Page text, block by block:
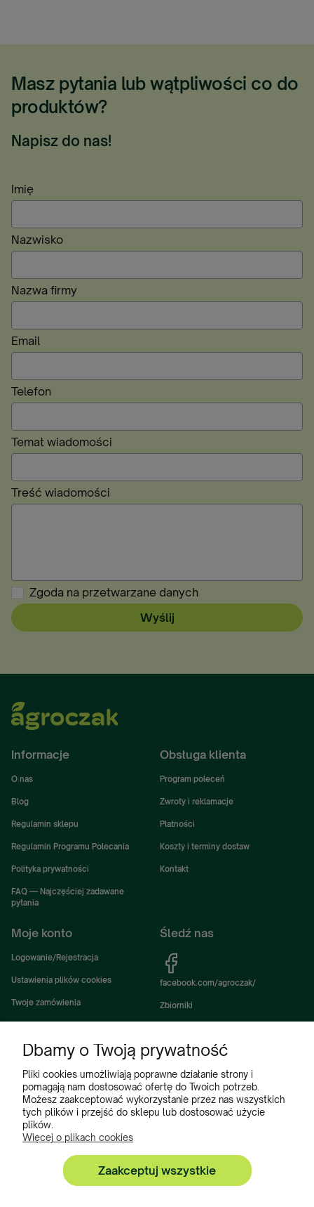
Masz pytania lub wątpliwości co do
produktów?
Napisz do nas!
Imię
Nazwisko
Nazwa firmy
Email
Telefon
Temat wiadomości
Treść wiadomości
Zgoda na przetwarzane danych
Wyślij
Informacje
O nas
Blog
Regulamin sklepu
Regulamin Programu Polecania
Polityka prywatności
FAQ — Najczęściej zadawane
pytania
Obsługa klienta
Program poleceń
Zwroty i reklamacje
Płatności
Koszty i terminy dostaw
Kontakt
Moje konto
Logowanie/Rejestracja
Ustawienia plików cookies
Twoje zamówienia
Ulubione
Śledź nas
facebook.com/agroczak/
Zbiorniki
Akcesoria i wyposażenie zbiorników
Zbiorniki na deszczówkę
Częsci do maszyn rolniczych
Części do ciągników
Zbiorniki, Program Poleceń, Akcesoria do zbiorników:
Dbamy o Twoją prywatność
Pliki cookies umożliwiają poprawne działanie strony i
pomagają nam dostosować ofertę do Twoich potrzeb.
Możesz zaakceptować wykorzystanie przez nas wszystkich
tych plików i przejść do sklepu lub dostosować użycie
plików.
Więcej o plikach cookies
Zaakceptuj wszystkie